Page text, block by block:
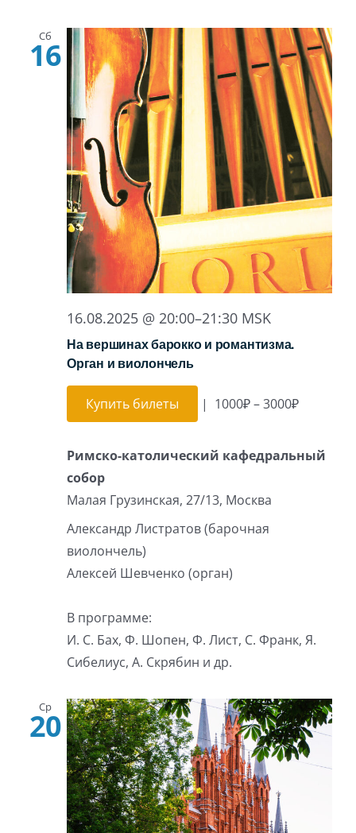
Сб
16
16.08.2025 @ 20:00–21:30 MSK
На вершинах барокко и романтизма.
Орган и виолончель
Купить билеты | 1000₽ – 3000₽
Римско-католический кафедральный
собор
Малая Грузинская, 27/13, Москва
Александр Листратов (барочная
виолончель)
Алексей Шевченко (орган)
В программе:
И. С. Бах, Ф. Шопен, Ф. Лист, С. Франк, Я.
Сибелиус, А. Скрябин и др.
Ср
20